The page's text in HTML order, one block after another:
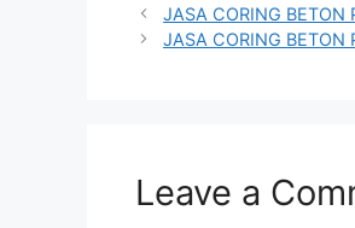
JASA CORING BETON
JASA CORING BETON
Leave a